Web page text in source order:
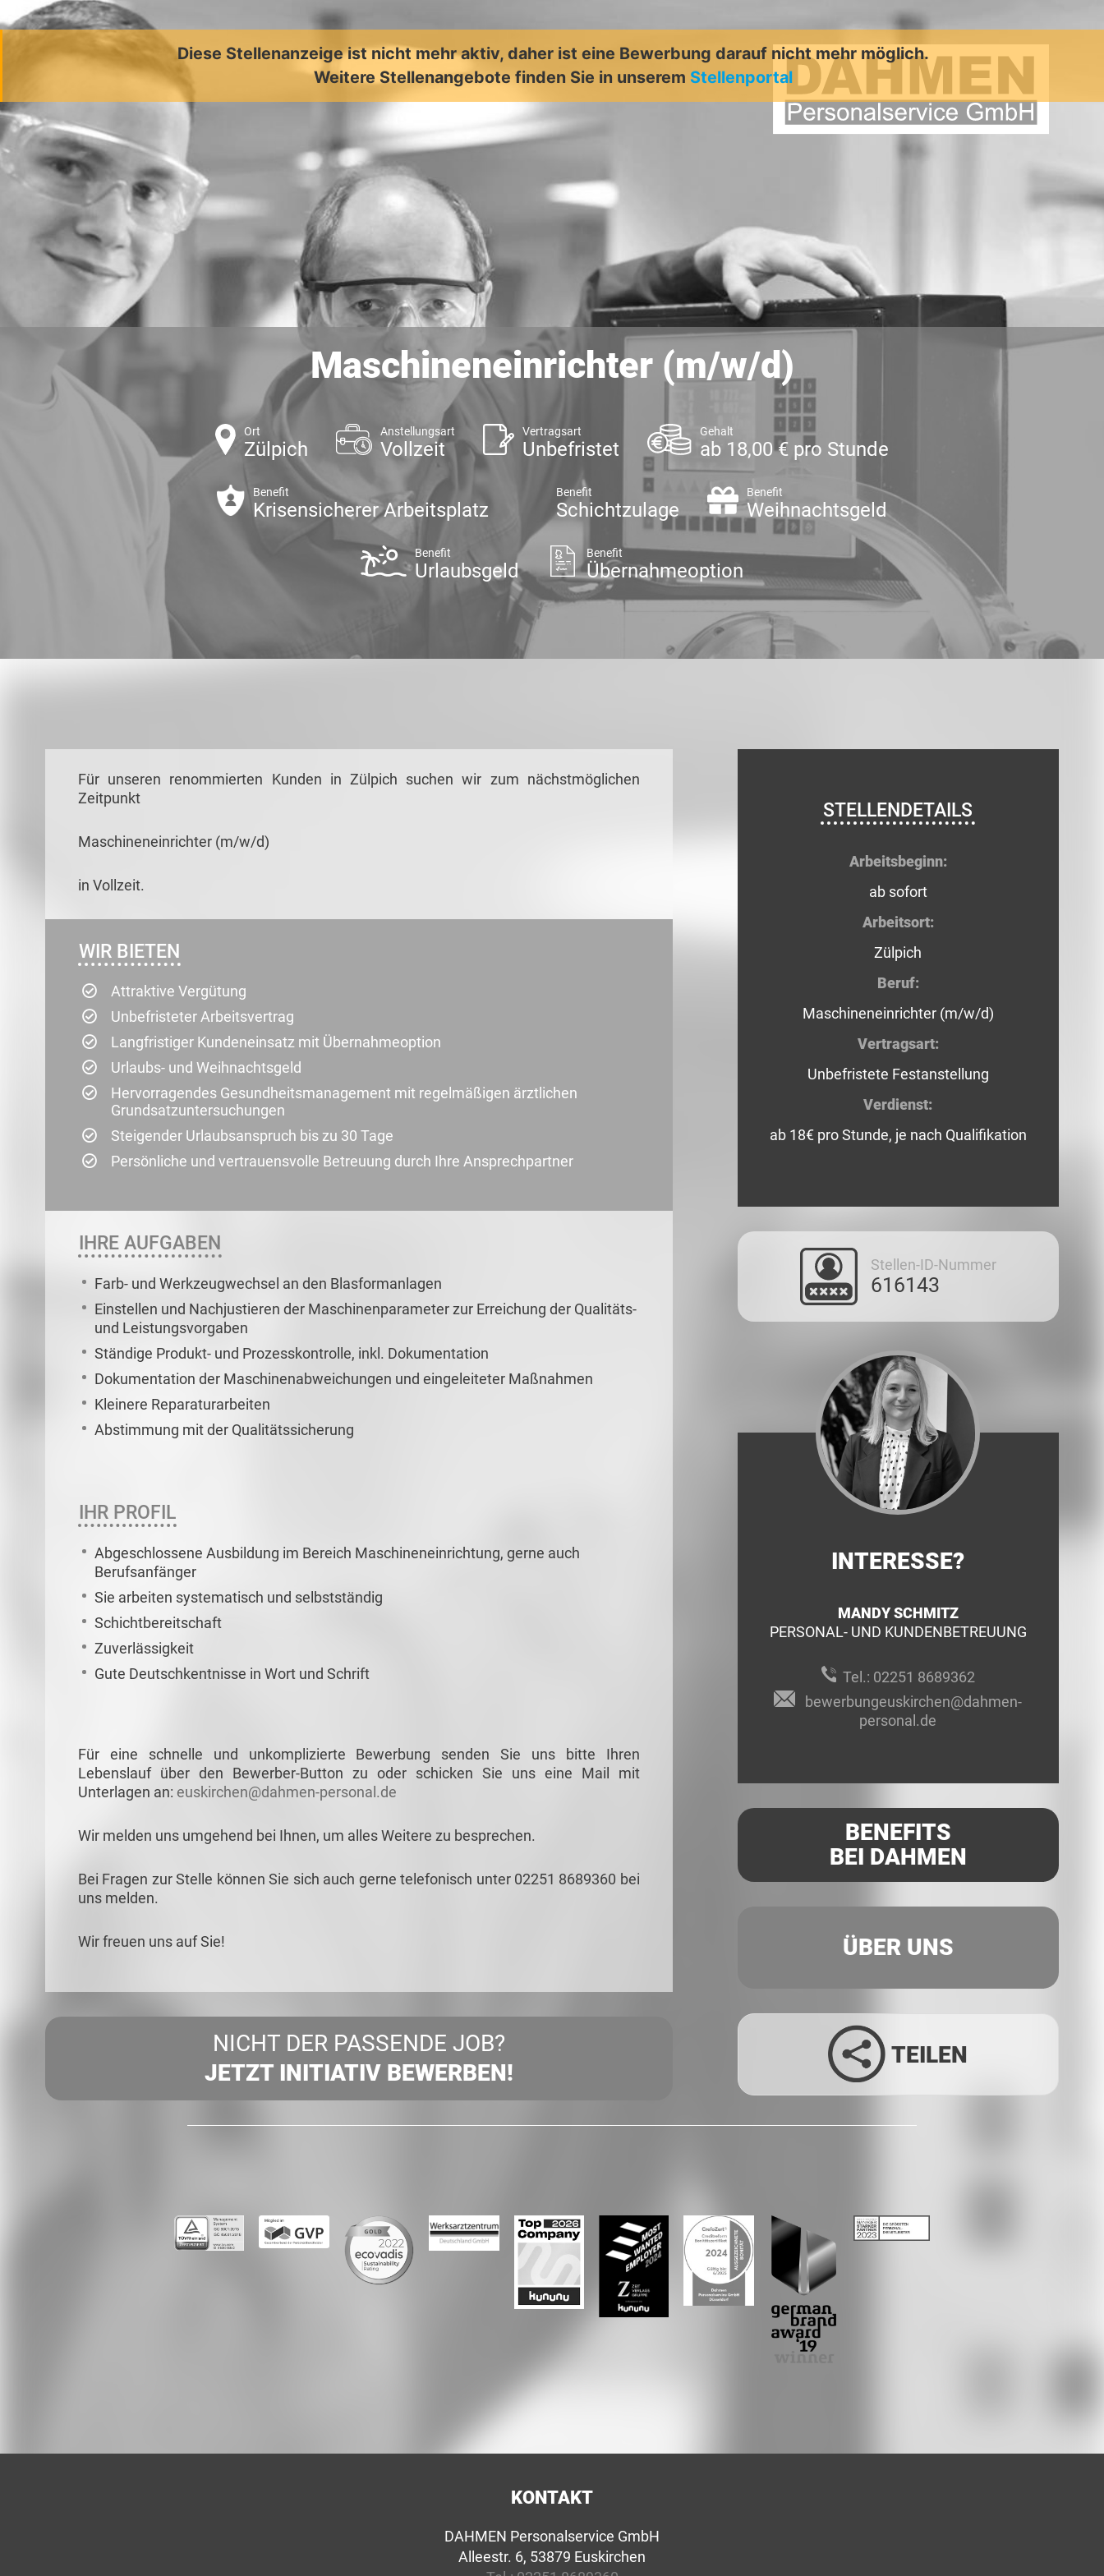
Diese Stellenanzeige ist nicht mehr aktiv, daher ist eine Bewerbung darauf nicht mehr möglich.
Weitere Stellenangebote finden Sie in unserem Stellenportal
Maschineneinrichter (m/w/d)
Ort
Zülpich
Anstellungsart
Vollzeit
Vertragsart
Unbefristet
Gehalt
ab 18,00 € pro Stunde
Benefit
Krisensicherer Arbeitsplatz
Benefit
Schichtzulage
Benefit
Weihnachtsgeld
Benefit
Urlaubsgeld
Benefit
Übernahmeoption
Für unseren renommierten Kunden in Zülpich suchen wir zum nächstmöglichen
Zeitpunkt
Maschineneinrichter (m/w/d)
in Vollzeit.
WIR BIETEN
Attraktive Vergütung
Unbefristeter Arbeitsvertrag
Langfristiger Kundeneinsatz mit Übernahmeoption
Urlaubs- und Weihnachtsgeld
Hervorragendes Gesundheitsmanagement mit regelmäßigen ärztlichen
Grundsatzuntersuchungen
Steigender Urlaubsanspruch bis zu 30 Tage
Persönliche und vertrauensvolle Betreuung durch Ihre Ansprechpartner
IHRE AUFGABEN
Farb- und Werkzeugwechsel an den Blasformanlagen
Einstellen und Nachjustieren der Maschinenparameter zur Erreichung der Qualitäts-
und Leistungsvorgaben
Ständige Produkt- und Prozesskontrolle, inkl. Dokumentation
Dokumentation der Maschinenabweichungen und eingeleiteter Maßnahmen
Kleinere Reparaturarbeiten
Abstimmung mit der Qualitätssicherung
IHR PROFIL
Abgeschlossene Ausbildung im Bereich Maschineneinrichtung, gerne auch
Berufsanfänger
Sie arbeiten systematisch und selbstständig
Schichtbereitschaft
Zuverlässigkeit
Gute Deutschkentnisse in Wort und Schrift
Für eine schnelle und unkomplizierte Bewerbung senden Sie uns bitte Ihren
Lebenslauf über den Bewerber-Button zu oder schicken Sie uns eine Mail mit
Unterlagen an: euskirchen@dahmen-personal.de
Wir melden uns umgehend bei Ihnen, um alles Weitere zu besprechen.
Bei Fragen zur Stelle können Sie sich auch gerne telefonisch unter 02251 8689360 bei
uns melden.
Wir freuen uns auf Sie!
NICHT DER PASSENDE JOB?
JETZT INITIATIV BEWERBEN!
STELLENDETAILS
Arbeitsbeginn:
ab sofort
Arbeitsort:
Zülpich
Beruf:
Maschineneinrichter (m/w/d)
Vertragsart:
Unbefristete Festanstellung
Verdienst:
ab 18€ pro Stunde, je nach Qualifikation
Stellen-ID-Nummer
616143
INTERESSE?
MANDY SCHMITZ
PERSONAL- UND KUNDENBETREUUNG
Tel.: 02251 8689362
bewerbungeuskirchen@dahmen-
personal.de
BENEFITS
BEI DAHMEN
ÜBER UNS
TEILEN
KONTAKT
DAHMEN Personalservice GmbH
Alleestr. 6, 53879 Euskirchen